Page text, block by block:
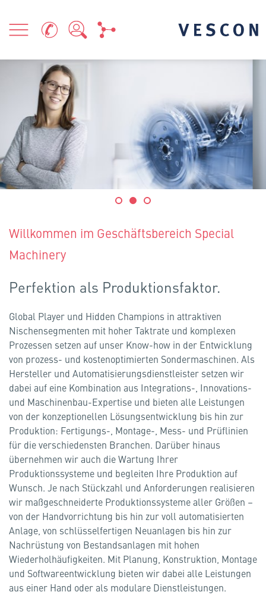
Willkommen im Geschäftsbereich Special
Machinery
Perfektion als Produktionsfaktor.
Global Player und Hidden Champions in attraktiven
Nischensegmenten mit hoher Taktrate und komplexen
Prozessen setzen auf unser Know-how in der Entwicklung
von prozess- und kostenoptimierten Sondermaschinen. Als
Hersteller und Automatisierungsdienstleister setzen wir
dabei auf eine Kombination aus Integrations-, Innovations-
und Maschinenbau-Expertise und bieten alle Leistungen
von der konzeptionellen Lösungsentwicklung bis hin zur
Produktion: Fertigungs-, Montage-, Mess- und Prüflinien
für die verschiedensten Branchen. Darüber hinaus
übernehmen wir auch die Wartung Ihrer
Produktionssysteme und begleiten Ihre Produktion auf
Wunsch. Je nach Stückzahl und Anforderungen realisieren
wir maßgeschneiderte Produktionssysteme aller Größen –
von der Handvorrichtung bis hin zur voll automatisierten
Anlage, von schlüsselfertigen Neuanlagen bis hin zur
Nachrüstung von Bestandsanlagen mit hohen
Wiederholhäufigkeiten. Mit Planung, Konstruktion, Montage
und Softwareentwicklung bieten wir dabei alle Leistungen
aus einer Hand oder als modulare Dienstleistungen.